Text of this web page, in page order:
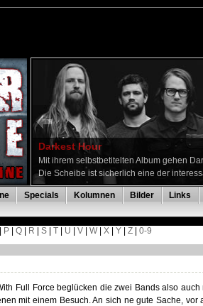
Darkest Hour
Mit ihrem selbstbetitelten Album gehen
Die Scheibe ist sicherlich eine der
Specials Kolumnen Bilder Links
P |Q R |S |T U |V |W |X |Y |Z |0-9
Full Force beglücken die zwei Bands also auch
mit einem Besuch. An sich ne gute Sache, vor